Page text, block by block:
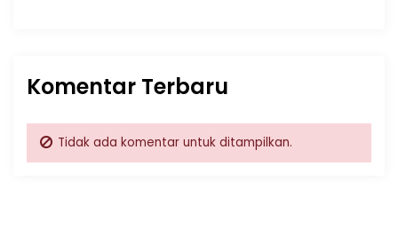
Komentar Terbaru
Tidak ada komentar untuk ditampilkan.